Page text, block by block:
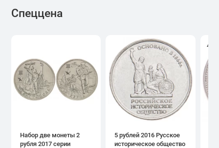
Спеццена
Набор две монеты 2
рубля 2017 серии
5 рублей 2016 Русское
историческое общество
4.0